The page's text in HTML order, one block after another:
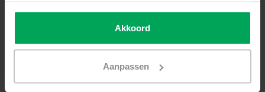
Akkoord
Aanpassen
Schade door derden of stormschade aan SCALASOL®
producten valt niet onder onze garantie.
een storm, neem dan contact op met uw verzekering.